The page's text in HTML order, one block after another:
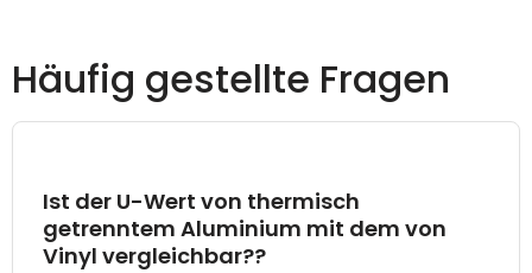
Häufig gestellte Fragen
Ist der U-Wert von thermisch
getrenntem Aluminium mit dem von
Vinyl vergleichbar??